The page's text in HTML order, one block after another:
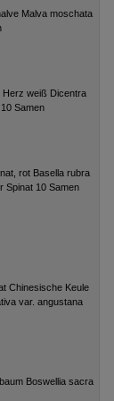
Malva moschata
Herz weiß Dicentra
Samen
rot Basella rubra
Spinat 10 Samen
Chinesische Keule
var. angustana
Boswellia sacra